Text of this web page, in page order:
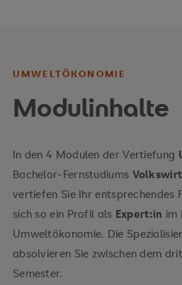
UMWELTÖKONOMIE
Modulinhalte
In den 4 Modulen der Vertiefung
Bachelor-Fernstudiums
vertiefen Sie Ihr entsprechendes
sich so ein Profil als Expert:in im
Umweltökonomie. Die
absolvieren Sie zwischen dem
Semester.